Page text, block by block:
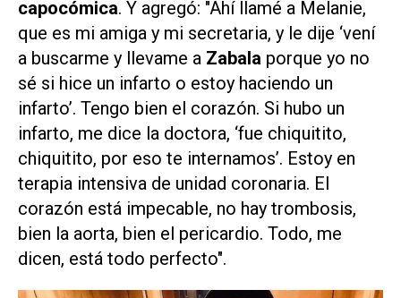
capocómica. Y agregó: "Ahí llamé a Melanie,
que es mi amiga y mi secretaria, y le dije ‘vení
a buscarme y llevame a Zabala porque yo no
sé si hice un infarto o estoy haciendo un
infarto’. Tengo bien el corazón. Si hubo un
infarto, me dice la doctora, ‘fue chiquitito,
chiquitito, por eso te internamos’. Estoy en
terapia intensiva de unidad coronaria. El
corazón está impecable, no hay trombosis,
bien la aorta, bien el pericardio. Todo, me
dicen, está todo perfecto".